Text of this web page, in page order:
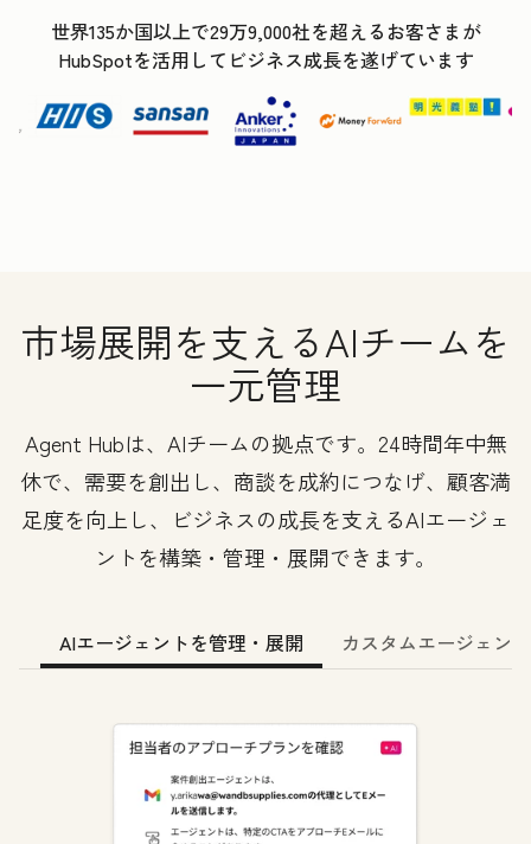
世界135か国以上で29万9,000社を超えるお客さまが
HubSpotを活用してビジネス成長を遂げています
市場展開を支えるAIチームを
一元管理
Agent Hubは、AIチームの拠点です。24時間年中無
休で、需要を創出し、商談を成約につなげ、顧客満
足度を向上し、ビジネスの成長を支えるAIエージェ
ントを構築・管理・展開できます。
AIエージェントを管理・展開 カスタムエージェン